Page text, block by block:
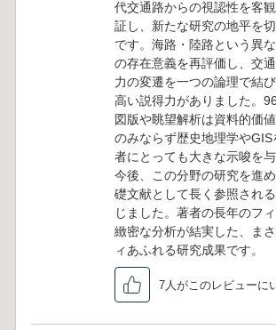
代交通路からの視認性を客
証し、新たな研究の地平を
です。海路・陸路という異
の存在意義を再評価し、交
力の変遷を一つの論理で結
高い説得力がありました。
図版や眺望解析は資料的価
のみならず歴史地理学や
者にとっても大きな示唆を与
今後、この分野の研究を進
礎文献として長く参照され
じました。著者の長年のフ
緻密な分析が結実した、ま
ィあふれる研究成果です。
7人がこのレビューに